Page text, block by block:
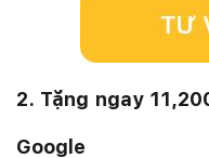
2. Tặng ngay
Google